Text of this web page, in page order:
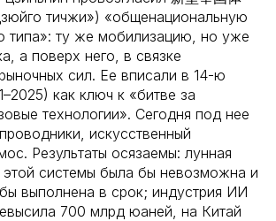
тичжи») «общенациональную
типа»: ту же мобилизацию, но уже
а поверх него, в связке
сил. Ее вписали в 14-ю
как ключ к «битве за
технологии». Сегодня под нее
искусственный
Результаты осязаемы: лунная
системы была бы невозможна и
выполнена в срок; индустрия ИИ
700 млрд юаней, на Китай